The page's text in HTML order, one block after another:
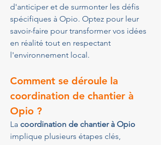
d'anticiper et de surmonter les défis
spécifiques à Opio. Optez pour leur
savoir-faire pour transformer vos idées
en réalité tout en respectant
l'environnement local.
Comment se déroule la
coordination de chantier à
Opio ?
La coordination de chantier à Opio
implique plusieurs étapes clés,